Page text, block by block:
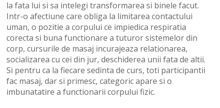
la fata lui si sa intelegi transformarea si binele facut.
Intr-o afectiune care obliga la limitarea contactului
uman, o pozitie a corpului ce impiedica respiratia
corecta si buna functionare a tuturor sistemelor din
corp, cursurile de masaj incurajeaza relationarea,
socializarea cu cei din jur, deschiderea unii fata de altii.
Si pentru ca la fiecare sedinta de curs, toti participantii
fac masaj, dar si primesc, categoric apare si o
imbunatatire a functionarii corpului fizic.